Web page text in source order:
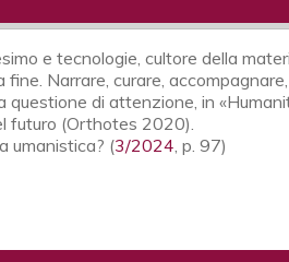
e tecnologie, cultore della
Narrare, curare,
di attenzione, in
futuro (Orthotes 2020).
umanistica? (3/2024, p. 97)